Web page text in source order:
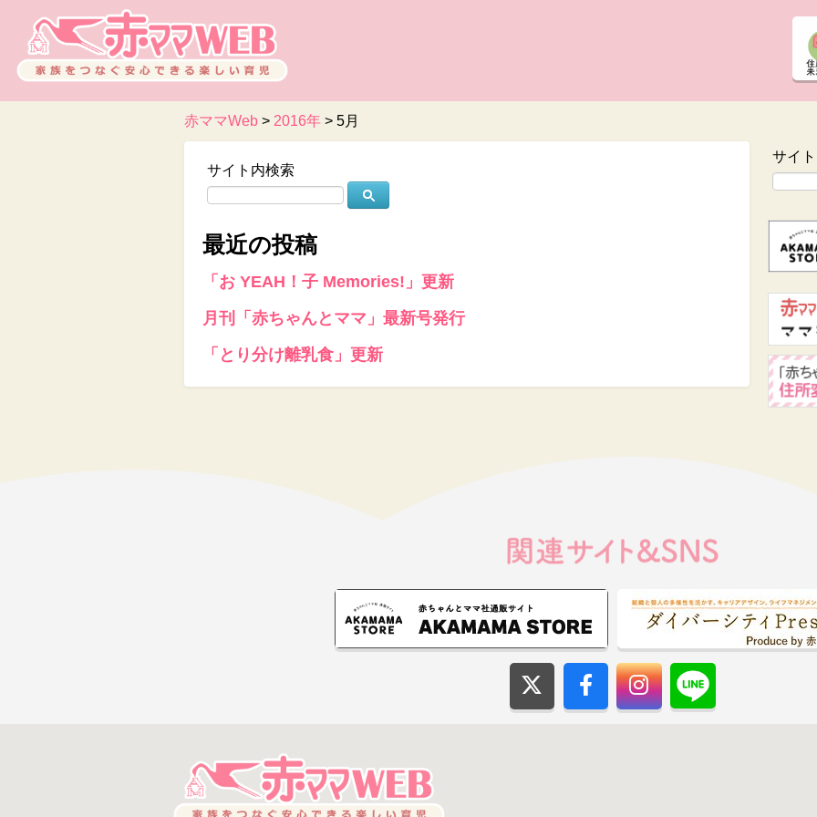
赤ママWeb > 2016年 > 5月
サイト内検索
最近の投稿
「お YEAH！子 Memories!」更新
月刊「赤ちゃんとママ」最新号発行
「とり分け離乳食」更新
サイ